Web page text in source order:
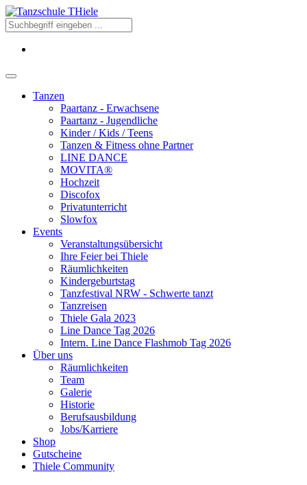
Tanzen
Paartanz - Erwachsene
Paartanz - Jugendliche
Kinder / Kids / Teens
Tanzen & Fitness ohne Partner
LINE DANCE
MOVITA®
Hochzeit
Discofox
Privatunterricht
Slowfox
Events
Veranstaltungsübersicht
Ihre Feier bei Thiele
Räumlichkeiten
Kindergeburtstag
Tanzfestival NRW - Schwerte tanzt
Tanzreisen
Thiele Gala 2023
Line Dance Tag 2026
Intern. Line Dance Flashmob Tag 2026
Über uns
Räumlichkeiten
Team
Galerie
Historie
Berufsausbildung
Jobs/Karriere
Shop
Gutscheine
Thiele Community